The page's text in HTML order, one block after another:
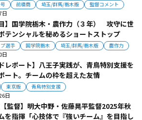
前橋商 埼玉/群馬/栃木版 監督コメント
日
目】国学院栃木・農作力（３年） 攻守に世
テンシャルを秘めるショートストップ
選手 国学院栃木 埼玉/群馬/栃木版 農作力
日
レポート】八王子実践が、青鳥特別支援を
ート。チームの枠を超えた友情
東京版 青鳥特別支援
日
監督】明大中野・佐藤晃平監督2025年秋
を指揮「心技体で『強いチーム』を目指し